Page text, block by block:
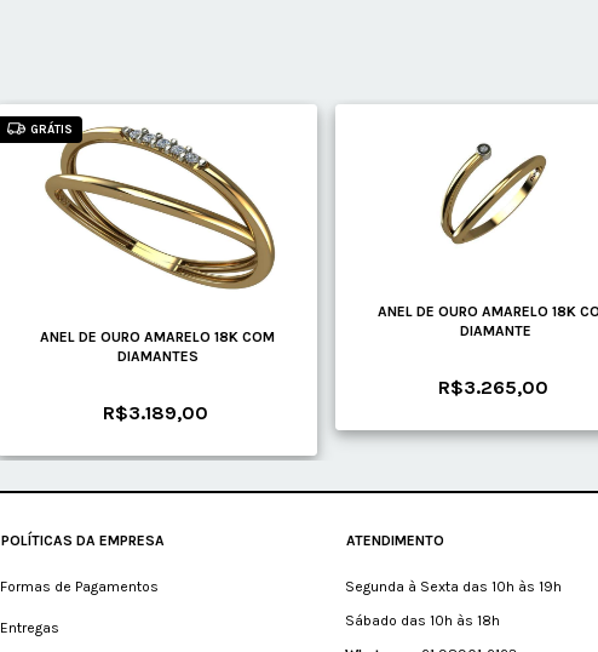
GRÁTIS
ANEL DE OURO AMARELO 18K COM
DIAMANTES
R$3.189,00
ANEL DE OURO AMARELO 18K
DIAMANTE
R$3.265,00
POLÍTICAS DA EMPRESA
Formas de Pagamentos
Entregas
ATENDIMENTO
Segunda à Sexta das 10h às 19h
Sábado das 10h às 18h